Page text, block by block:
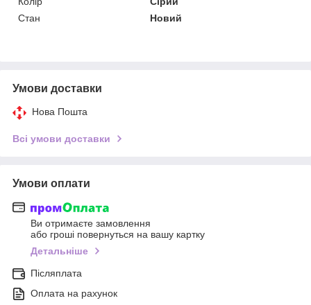
Стан
Новий
Умови доставки
Нова Пошта
Всі умови доставки
Умови оплати
Ви отримаєте замовлення
або гроші повернуться на вашу картку
Детальніше
Післяплата
Оплата на рахунок